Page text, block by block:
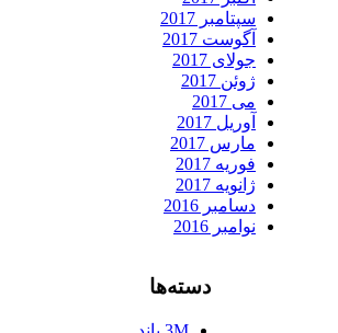
سپتامبر 2017
آگوست 2017
جولای 2017
ژوئن 2017
می 2017
آوریل 2017
مارس 2017
فوریه 2017
ژانویه 2017
دسامبر 2016
نوامبر 2016
دسته‌ها